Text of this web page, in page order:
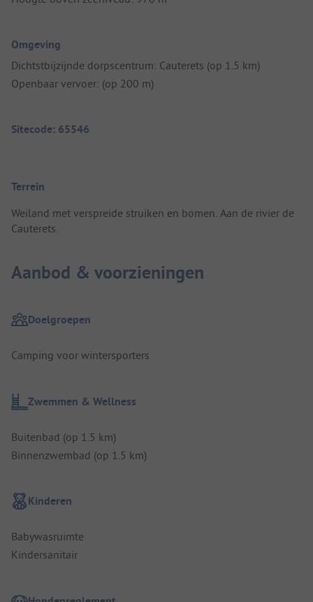
Omgeving
Dichtstbijzijnde dorpscentrum: Cauterets (op 1.5 km)
Openbaar vervoer: (op 200 m)
Sitecode: 65546
Terrein
Weiland met verspreide struiken en bomen. Aan de rivier de
Cauterets.
Aanbod & voorzieningen
Doelgroepen
Camping voor wintersporters
Zwemmen & Wellness
Buitenbad (op 1.5 km)
Binnenzwembad (op 1.5 km)
Kinderen
Babywasruimte
Kindersanitair